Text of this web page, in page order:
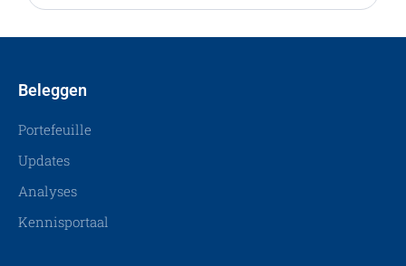
Beleggen
Portefeuille
Updates
Analyses
Kennisportaal